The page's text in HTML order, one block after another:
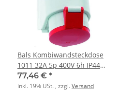
Bals Kombiwandsteckdose
1011 32A 5p 400V 6h IP44
GT
77,46 € *
inkl. 19% USt. , zzgl.Versand